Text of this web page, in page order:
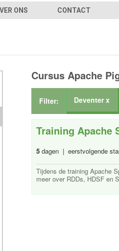
ONS CONTACT
Cursus Apache
Filter: Deventer x
Training Apache
5 dagen | eerstvolgende
Tijdens de training Apache
meer over RDDs, HDSF en